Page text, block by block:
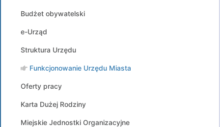
Budżet obywatelski
e-Urząd
Struktura Urzędu
Funkcjonowanie Urzędu Miasta
Oferty pracy
Karta Dużej Rodziny
Miejskie Jednostki Organizacyjne